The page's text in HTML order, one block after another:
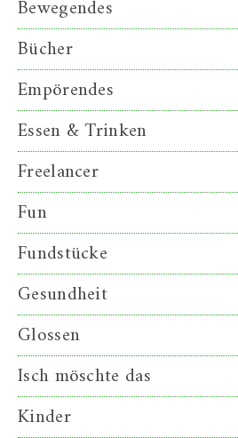
Bewegendes
Bücher
Empörendes
Essen & Trinken
Freelancer
Fun
Fundstücke
Gesundheit
Glossen
Isch möschte das
Kinder